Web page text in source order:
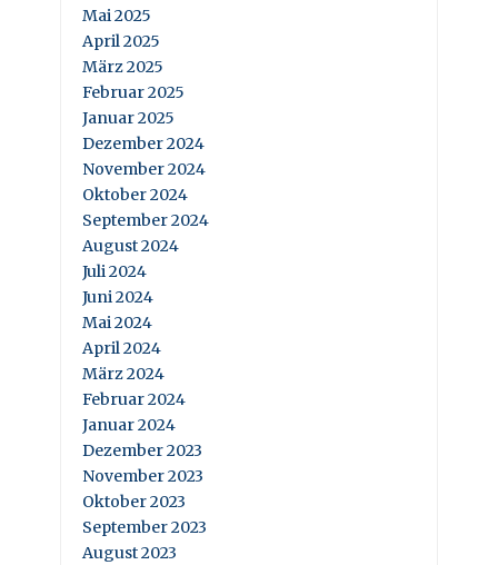
Mai 2025
April 2025
März 2025
Februar 2025
Januar 2025
Dezember 2024
November 2024
Oktober 2024
September 2024
August 2024
Juli 2024
Juni 2024
Mai 2024
April 2024
März 2024
Februar 2024
Januar 2024
Dezember 2023
November 2023
Oktober 2023
September 2023
August 2023